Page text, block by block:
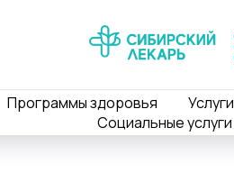
Программы здоровья Услуги
Социальные услуги